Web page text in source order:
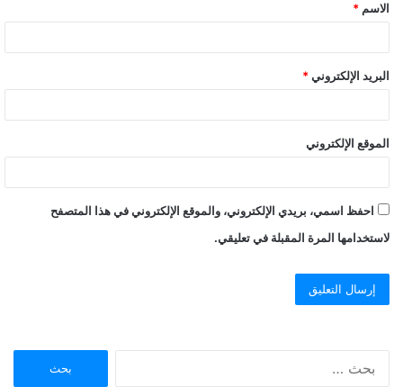
*
الاسم *
البريد الإلكتروني *
الموقع الإلكتروني
احفظ اسمي، بريدي الإلكتروني، والموقع الإلكتروني في هذا المتصفح
لاستخدامها المرة المقبلة في تعليقي.